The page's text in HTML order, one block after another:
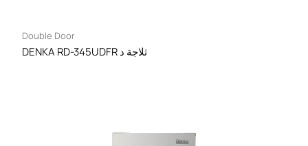
Double Door
DENKA RD-345UDFR ثلاجة د